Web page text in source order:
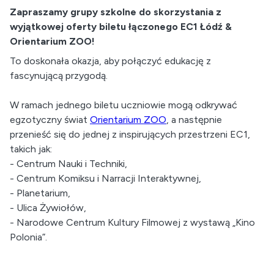
Zapraszamy grupy szkolne do skorzystania z
wyjątkowej oferty biletu łączonego EC1 Łódź &
Orientarium ZOO!
To doskonała okazja, aby połączyć edukację z
fascynującą przygodą.
W ramach jednego biletu uczniowie mogą odkrywać
egzotyczny świat Orientarium ZOO, a następnie
przenieść się do jednej z inspirujących przestrzeni EC1,
takich jak:
- Centrum Nauki i Techniki,
- Centrum Komiksu i Narracji Interaktywnej,
- Planetarium,
- Ulica Żywiołów,
- Narodowe Centrum Kultury Filmowej z wystawą „Kino
Polonia”.